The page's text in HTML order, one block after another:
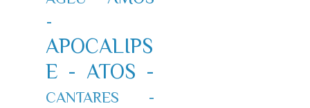
-
APOCALIPS
E - ATOS -
CANTARES -